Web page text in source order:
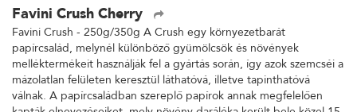
Favini Crush Cherry
Favini Crush - 250g/350g A Crush egy környezetbarát
papírcsalád, melynél különböző gyümölcsök és növények
melléktermékeit használják fel a gyártás során, így azok szemcséi a
mázolatlan felületen keresztül láthatóvá, illetve tapinthatóvá
válnak. A papírcsaládban szereplő papírok annak megfelelően